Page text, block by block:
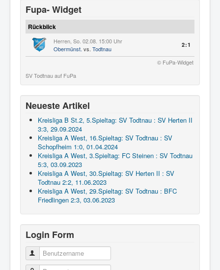
Fupa- Widget
Rückblick
Herren, So. 02.08. 15:00 Uhr
Obermünst. vs. Todtnau
2:1
© FuPa-Widget
SV Todtnau auf FuPa
Neueste Artikel
Kreisliga B St.2, 5.Spieltag: SV Todtnau : SV Herten II
3:3, 29.09.2024
Kreisliga A West, 16.Spieltag: SV Todtnau : SV
Schopfheim 1:0, 01.04.2024
Kreisliga A West, 3.Spieltag: FC Steinen : SV Todtnau
5:3, 03.09.2023
Kreisliga A West, 30.Spieltag: SV Herten II : SV
Todtnau 2:2, 11.06.2023
Kreisliga A West, 29.Spieltag: SV Todtnau : BFC
Friedlingen 2:3, 03.06.2023
Login Form
Benutzername